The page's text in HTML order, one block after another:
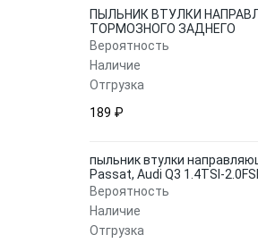
ПЫЛЬНИК ВТУЛКИ
ТОРМОЗНОГО ЗАДНЕГО
Вероятность
Наличие
Отгрузка
189 ₽
пыльник втулки
Passat, Audi Q3 1.4TSI-
Вероятность
Наличие
Отгрузка